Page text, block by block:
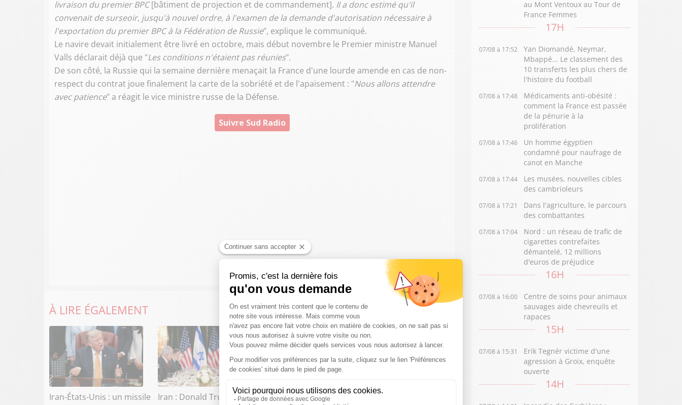
livraison du premier BPC[bâtiment de projection et de commandement]. Il a donc estimé qu'il
convenait de surseoir, jusqu'à nouvel ordre, à l'examen de la demande d'autorisation nécessaire à
l'exportation du premier BPC à la Fédération de Russie", explique le communiqué.
Le navire devait initialement être livré en octobre, mais début novembre le Premier ministre Manuel
Valls déclarait déjà que "Les conditions n'étaient pas réunies".
De son côté, la Russie qui la semaine dernière menaçait la France d'une lourde amende en cas de non-
respect du contrat joue finalement la carte de la sobriété et de l'apaisement : "Nous allons attendre
avec patience" a réagit le vice ministre russe de la Défense.
Suivre Sud Radio
À LIRE ÉGALEMENT
Iran-États-Unis : un missile
Iran : Donald Trump
Ceuta : "Il s’agissait d’une Espagne : près de 50 000
au Mont Ventoux au Tour de
France Femmes
17H
07/08 à 17:52
Yan Diomandé, Neymar,
Mbappé... Le classement des
10 transferts les plus chers de
l'histoire du football
07/08 à 17:48
Médicaments anti-obésité :
comment la France est passée
de la pénurie à la
prolifération
07/08 à 17:46
Un homme égyptien
condamné pour naufrage de
canot en Manche
07/08 à 17:44
Les musées, nouvelles cibles
des cambrioleurs
07/08 à 17:21
Dans l'agriculture, le parcours
des combattantes
07/08 à 17:04
Nord : un réseau de trafic de
cigarettes contrefaites
démantelé, 12 millions
d'euros de préjudice
16H
07/08 à 16:00
Centre de soins pour animaux
sauvages aide chevreuils et
rapaces
15H
07/08 à 15:31
Erik Tegnér victime d'une
agression à Groix, enquête
ouverte
14H